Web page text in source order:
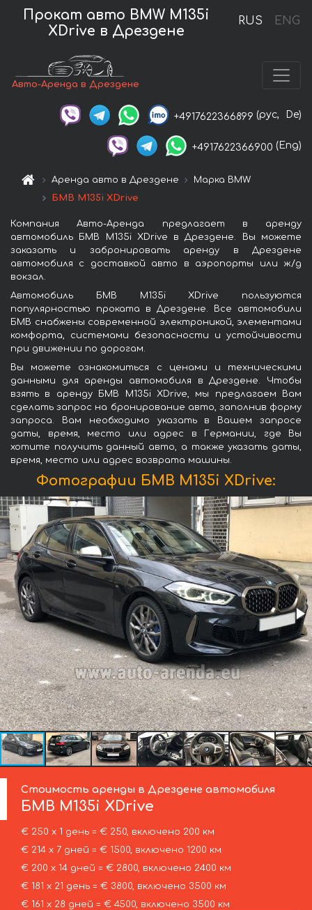
RUS ENG
Прокат авто BMW M135i
XDrive в Дрездене
Авто-Аренда в Дрездене
+4917622366899 (рус, De)
+4917622366900 (Eng)
Аренда авто в Дрездене
Марка BMW
БМВ M135i XDrive
Компания Авто-Аренда предлагает в аренду
автомобиль БМВ M135i XDrive в Дрездене. Вы можете
заказать и забронировать аренду в Дрездене
автомобиля с доставкой авто в аэропорты или ж/д
вокзал.
Автомобиль БМВ M135i XDrive пользуются
популярностью проката в Дрездене. Все автомобили
БМВ снабжены современной электроникой, элементами
комфорта, системами безопасности и устойчивости
при движении по дорогам.
Вы можете ознакомиться с ценами и техническими
данными для аренды автомобиля в Дрездене. Чтобы
взять в аренду БМВ M135i XDrive, мы предлагаем Вам
сделать запрос на бронирование авто, заполнив форму
запроса. Вам необходимо указать в Вашем запросе
даты, время, место или адрес в Германии, где Вы
хотите получить данный авто, а также указать даты,
время, место или адрес возврата машины.
Фотографии БМВ M135i XDrive:
Стоимость аренды в Дрездене автомобиля
БМВ M135i XDrive
€ 250 х 1 день = € 250, включено 200 км
€ 214 х 7 дней = € 1500, включено 1200 км
€ 200 х 14 дней = € 2800, включено 2400 км
€ 181 х 21 день = € 3800, включено 3500 км
€ 161 х 28 дней = € 4500, включено 3500 км